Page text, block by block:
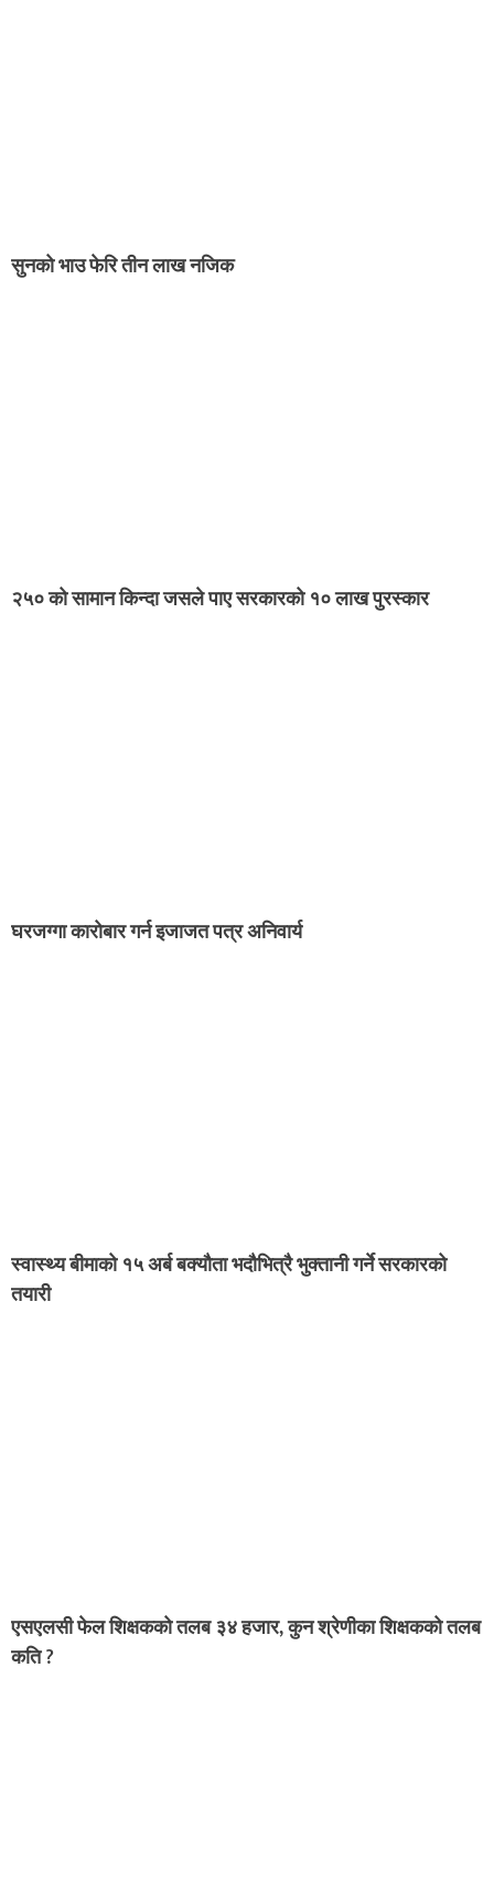
सुनको भाउ फेरि तीन लाख नजिक
२५० को सामान किन्दा जसले पाए सरकारको १० लाख पुरस्कार
घरजग्गा कारोबार गर्न इजाजत पत्र अनिवार्य
स्वास्थ्य बीमाको १५ अर्ब बक्यौता भदौभित्रै भुक्तानी गर्ने सरकारको
तयारी
एसएलसी फेल शिक्षकको तलब ३४ हजार, कुन श्रेणीका शिक्षकको तलब
कति ?